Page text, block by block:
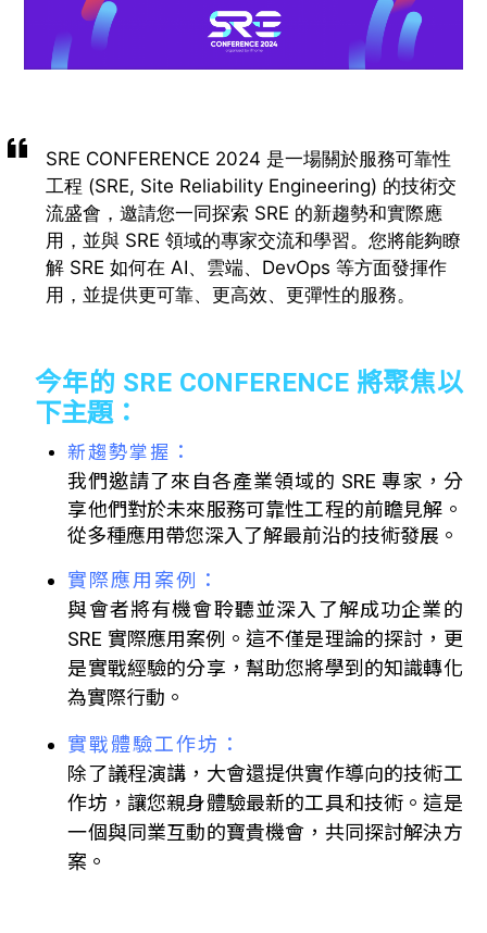
SRE CONFERENCE 2024 是一場關於服務可靠性
工程 (SRE, Site Reliability Engineering) 的技術交
流盛會，邀請您一同探索 SRE 的新趨勢和實際應
用，並與 SRE 領域的專家交流和學習。您將能夠瞭
解 SRE 如何在 AI、雲端、DevOps 等方面發揮作
用，並提供更可靠、更高效、更彈性的服務。
今年的 SRE CONFERENCE 將聚焦以
下主題：
新趨勢掌握 ：
我們邀請了來自各產業領域的 SRE 專家，分
享他們對於未來服務可靠性工程的前瞻見解。
從多種應用帶您深入了解最前沿的技術發展。
實際應用案例：
與會者將有機會聆聽並深入了解成功企業的
SRE 實際應用案例。這不僅是理論的探討，更
是實戰經驗的分享，幫助您將學到的知識轉化
為實際行動。
實戰體驗工作坊：
除了議程演講，大會還提供實作導向的技術工
作坊，讓您親身體驗最新的工具和技術。這是
一個與同業互動的寶貴機會，共同探討解決方
案。